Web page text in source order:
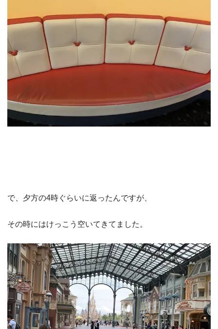
で、夕方の4時ぐらいに返ったんですが、
その時にはけっこう空いてきてました。